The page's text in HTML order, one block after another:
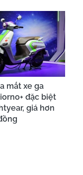
mắt xe ga
đặc biệt
giá hơn